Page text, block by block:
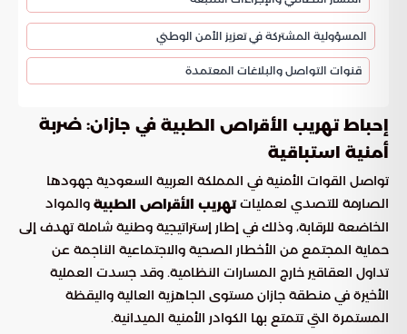
المسؤولية المشتركة في تعزيز الأمن الوطني
قنوات التواصل والبلاغات المعتمدة
إحباط تهريب الأقراص الطبية في جازان: ضربة
أمنية استباقية
تواصل القوات الأمنية في المملكة العربية السعودية جهودها
الصارمة للتصدي لعملياتتهريب الأقراص الطبية والمواد
الخاضعة للرقابة، وذلك في إطار إستراتيجية وطنية شاملة تهدف إلى
حماية المجتمع من الأخطار الصحية والاجتماعية الناجمة عن
تداول العقاقير خارج المسارات النظامية. وقد جسدت العملية
الأخيرة في منطقة جازان مستوى الجاهزية العالية واليقظة
المستمرة التي تتمتع بها الكوادر الأمنية الميدانية.